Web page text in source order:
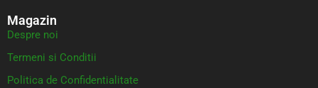
Magazin
Despre noi
Termeni si Conditii
Politica de Confidentialitate